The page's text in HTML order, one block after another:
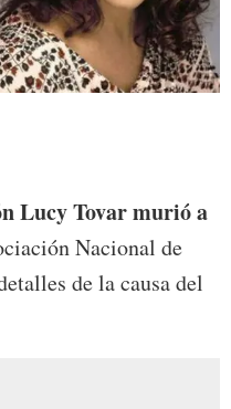
Lucy Tovar murió a
Nacional de
de la causa del